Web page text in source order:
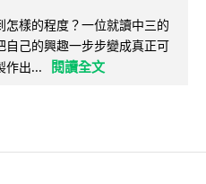
樣的程度？一位就讀中三的
自己的興趣一步步變成真正可
作出...
閱讀全文